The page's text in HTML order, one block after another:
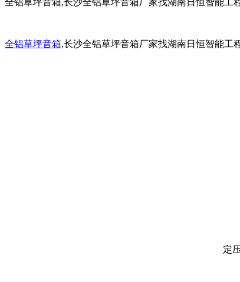
全铝草坪音箱,长沙全铝草坪音箱厂家找湖南日恒智能工
定